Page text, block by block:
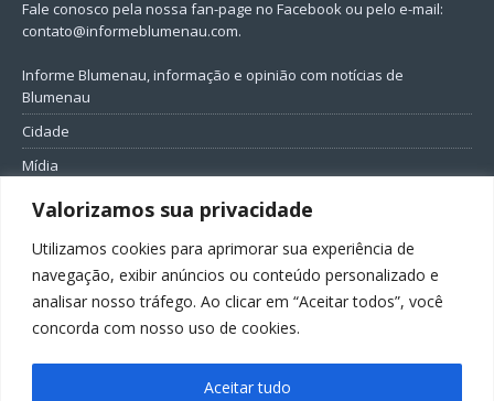
Valorizamos sua privacidade
Utilizamos cookies para aprimorar sua experiência de
navegação, exibir anúncios ou conteúdo personalizado e
analisar nosso tráfego. Ao clicar em “Aceitar todos”, você
concorda com nosso uso de cookies.
Aceitar tudo
Fale conosco pela nossa fan-page no Facebook ou pelo e-mail:
contato@informeblumenau.com.
Informe Blumenau, informação e opinião com notícias de
Blumenau
Cidade
Mídia
Entretenimento
Política